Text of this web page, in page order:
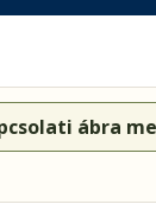
ábra